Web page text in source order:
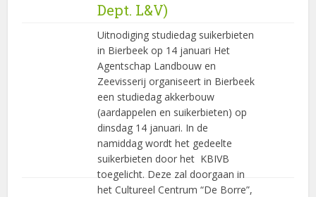
Dept. L&V)
Uitnodiging studiedag suikerbieten
in Bierbeek op 14 januari Het
Agentschap Landbouw en
Zeevisserij organiseert in Bierbeek
een studiedag akkerbouw
(aardappelen en suikerbieten) op
dinsdag 14 januari. In de
namiddag wordt het gedeelte
suikerbieten door het KBIVB
toegelicht. Deze zal doorgaan in
het Cultureel Centrum “De Borre”,